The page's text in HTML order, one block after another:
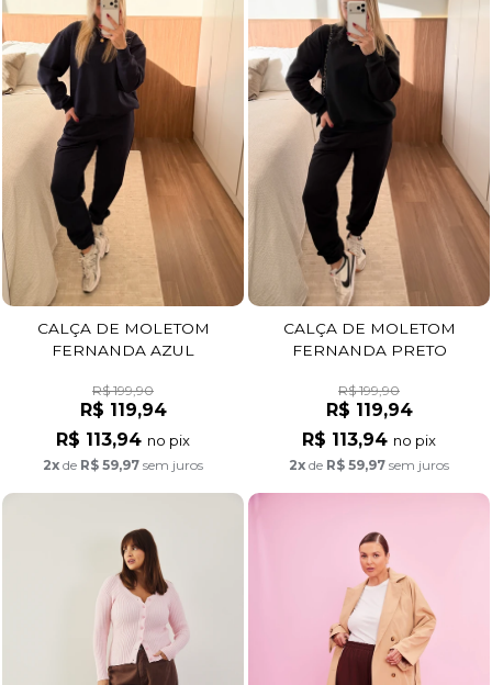
CALÇA DE MOLETOM
FERNANDA AZUL
R$ 199,90
R$ 119,94
R$ 113,94 no pix
2x de R$ 59,97 sem juros
CALÇA DE MOLETOM
FERNANDA PRETO
R$ 199,90
R$ 119,94
R$ 113,94 no pix
2x de R$ 59,97 sem juros